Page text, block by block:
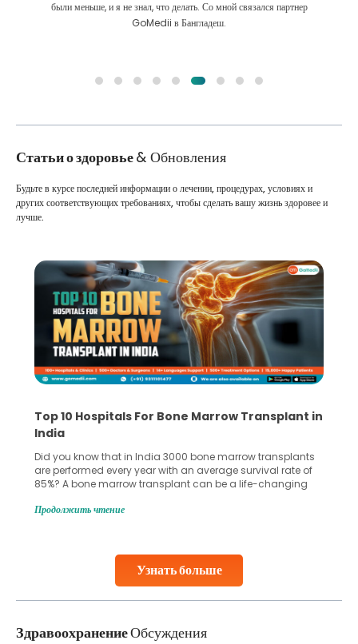
были меньше, и я не знал, что делать. Со мной связался партнер
GoMedii в Бангладеш.
Статьи о здоровье& Обновления
Узнать больше
Будьте в курсе последней информации о лечении, процедурах, условиях и
других соответствующих требованиях, чтобы сделать вашу жизнь здоровее и
лучше.
Top 10 Hospitals For Bone Marrow Transplant in
India
Did you know that in India 3000 bone marrow transplants
are performed every year with an average survival rate of
85%? A bone marrow transplant can be a life-changing
make all the difference. India has some of the world’s
Продолжить чтение
ЗдравоохранениеОбсуждения